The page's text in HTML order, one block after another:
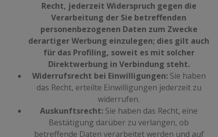
Recht, jederzeit Widerspruch gegen die
Verarbeitung der Sie betreffenden
personenbezogenen Daten zum Zwecke
derartiger Werbung einzulegen; dies gilt auch
für das Profiling, soweit es mit solcher
Direktwerbung in Verbindung steht.
Widerrufsrecht bei Einwilligungen:Sie haben
das Recht, erteilte Einwilligungen jederzeit zu
widerrufen.
Auskunftsrecht: Sie haben das Recht, eine
Bestätigung darüber zu verlangen, ob
betreffende Daten verarbeitet werden und auf